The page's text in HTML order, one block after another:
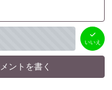
いいえ
（ 0件）
いいえ
ントを書く